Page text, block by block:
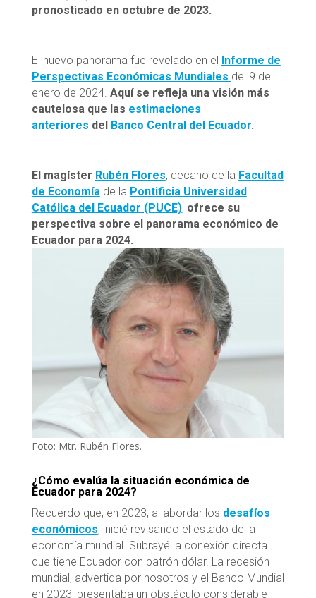
pronosticado en octubre de 2023.
El nuevo panorama fue revelado en el
Informe de
Perspectivas Económicas Mundiales del 9 de
enero de 2024. Aquí se refleja una visión más
cautelosa que las estimaciones
anteriores del Banco Central del Ecuador.
El magíster Rubén Flores, decano de la Facultad
de Economíade la Pontificia Universidad
Católica del Ecuador (PUCE), ofrece su
perspectiva sobre el panorama económico de
Ecuador para 2024.
Foto: Mtr. Rubén Flores.
¿Cómo evalúa la situación económica de
Ecuador para 2024?
Recuerdo que, en 2023, al abordar los desafíos
económicos, inicié revisando el estado de la
economía mundial. Subrayé la conexión directa
que tiene Ecuador con patrón dólar. La recesión
mundial, advertida por nosotros y el Banco Mundial
en 2023, presentaba un obstáculo considerable